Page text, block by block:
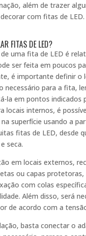
além de trazer
com fitas de
FITAS DE LED?
uma fita de LED é
ser feita em poucos
é importante definir o
necessário para a fita,
la em pontos indicados
locais internos, é
superfície usando a
fitas de LED, desde
seca.
em locais externos,
ou capas protetoras,
com colas
Além disso, será
de acordo com a
basta conectar o